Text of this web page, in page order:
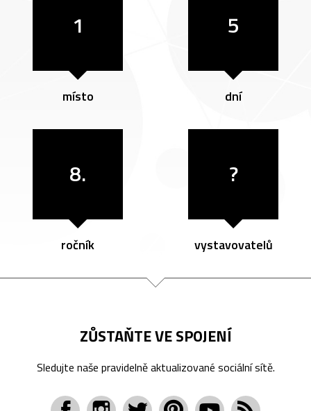
1
místo
5
dní
8.
ročník
?
vystavovatelů
ZŮSTAŇTE VE SPOJENÍ
Sledujte naše pravidelně aktualizované sociální sítě.